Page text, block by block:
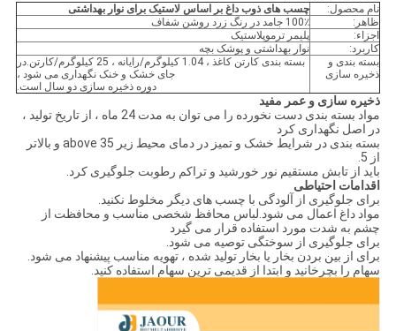
نام محصول:
چسب های ذوب داغ بر اساس لاستیک برای نوار بهداشتی
ظاهر:
100٪ جامد در رنگ زرد روشن شفاف
اجزاء:
پلیمر ترموپلاستیک
کاربرد:
نوار بهداشتی و پوشک بچه
بسته بندی و
ذخیره سازی
بسته بندی کارتن کاغذ ، 1.04 کیلوگرم/رایانه ، 25 کیلوگرم/کارتن.در
جای خشک و خنک نگهداری می شود ،
دوره ذخیره سازی دو سال است.
ذخیره سازی و عمر مفید
مواد بسته بندی دست نخورده را می توان به مدت 24 ماه ، از تاریخ تولید ،
در اصل نگهداری کرد
بسته بندی در شرایط خشک و تمیز در دمای محیط زیر 35 above و بالاتر
از 5.
باید از تابش مستقیم نور خورشید و تراکم رطوبت جلوگیری کرد.
اقدامات احتیاطی
برای جلوگیری از آلودگی با چسب های دیگر مخلوط نکنید.
مواد داغ اعمال می شود.لباس محافظ شخصی مناسب و محافظت از
چشم به شدت مورد استفاده قرار می گیرد
برای جلوگیری از سوختگی توصیه می شود.
برای از بین بردن بخار یا بخار تولید شده ، تهویه مناسب پیشنهاد می شود.
سهام را بچرخانید و ابتدا از قدیمی ترین سهام استفاده کنید.